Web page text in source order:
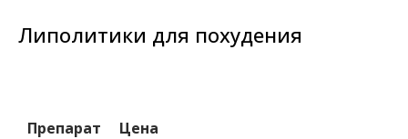
Липолитики для похудения
Препарат Цена